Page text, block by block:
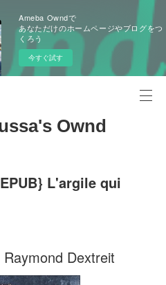
Ameba Owndで
あなただけのホームページやブログをつ
くろう
今すぐ試す
Ownd
L'argile qui
Dextreit